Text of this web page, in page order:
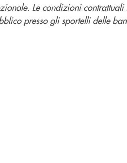
Le condizioni contrattuali
presso gli sportelli delle